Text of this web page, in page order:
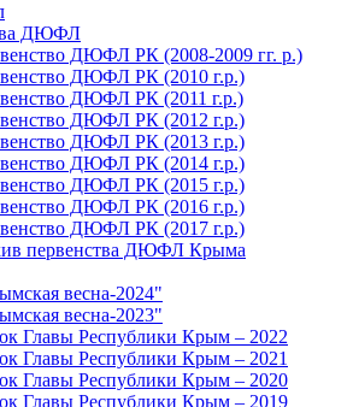
ДЮФЛ
ДЮФЛ РК (2008-2009 гг. р.)
ДЮФЛ РК (2010 г.р.)
ДЮФЛ РК (2011 г.р.)
ДЮФЛ РК (2012 г.р.)
ДЮФЛ РК (2013 г.р.)
ДЮФЛ РК (2014 г.р.)
ДЮФЛ РК (2015 г.р.)
ДЮФЛ РК (2016 г.р.)
ДЮФЛ РК (2017 г.р.)
первенства ДЮФЛ Крыма
весна-2024"
весна-2023"
Главы Республики Крым – 2022
Главы Республики Крым – 2021
Главы Республики Крым – 2020
Главы Республики Крым – 2019